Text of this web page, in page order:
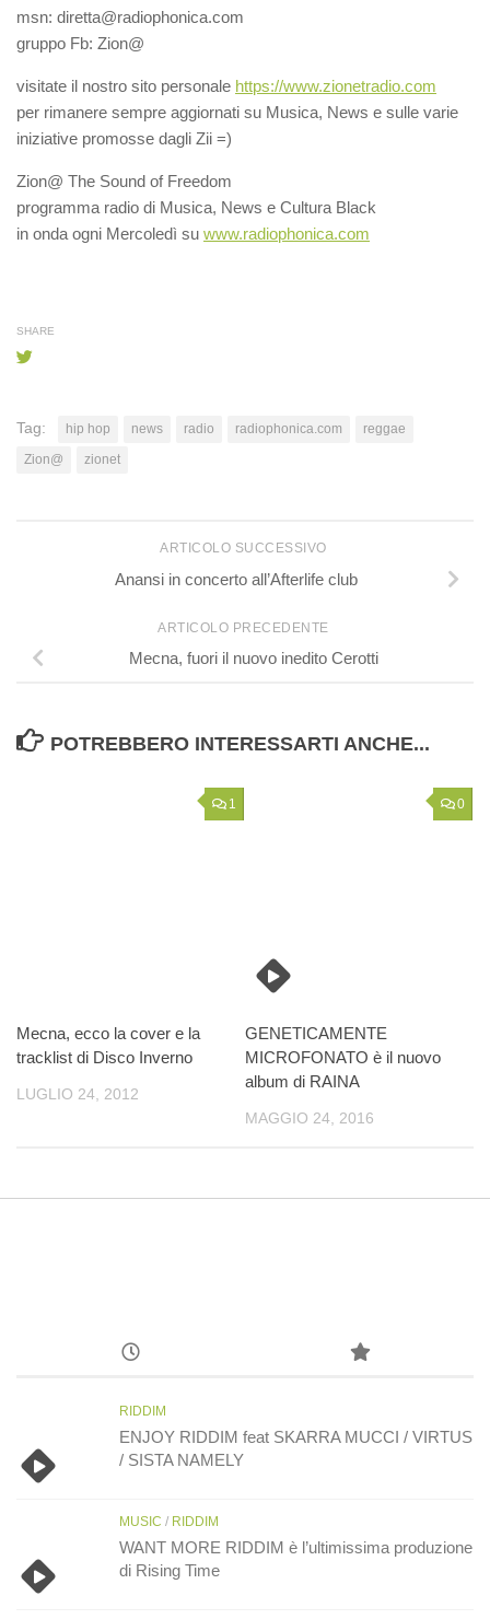
msn: diretta@radiophonica.com
gruppo Fb: Zion@
visitate il nostro sito personale https://www.zionetradio.com
per rimanere sempre aggiornati su Musica, News e sulle varie
iniziative promosse dagli Zii =)
Zion@ The Sound of Freedom
programma radio di Musica, News e Cultura Black
in onda ogni Mercoledì su www.radiophonica.com
SHARE
Tag: hip hop news radio radiophonica.com
reggae
Zion@
zionet
ARTICOLO SUCCESSIVO
Anansi in concerto all’Afterlife club
ARTICOLO PRECEDENTE
Mecna, fuori il nuovo inedito Cerotti
POTREBBERO INTERESSARTI ANCHE...
1
Mecna, ecco la cover e la
tracklist di Disco Inverno
LUGLIO 24, 2012
0
GENETICAMENTE
MICROFONATO è il nuovo
album di RAINA
MAGGIO 24, 2016
RIDDIM
ENJOY RIDDIM feat SKARRA MUCCI / VIRTUS
/ SISTA NAMELY
MUSIC / RIDDIM
WANT MORE RIDDIM è l’ultimissima produzione
di Rising Time